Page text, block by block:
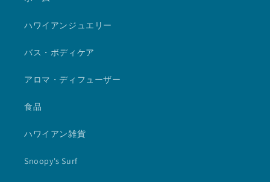
ハワイアンジュエリー
バス・ボディケア
アロマ・ディフューザー
食品
ハワイアン雑貨
Snoopy's Surf